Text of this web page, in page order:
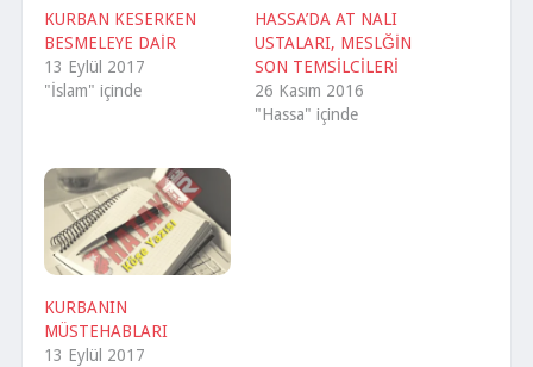
KURBAN KESERKEN
BESMELEYE DAİR
13 Eylül 2017
"İslam" içinde
HASSA’DA AT NALI
USTALARI, MESLĞİN
SON TEMSİLCİLERİ
26 Kasım 2016
"Hassa" içinde
KURBANIN
MÜSTEHABLARI
13 Eylül 2017